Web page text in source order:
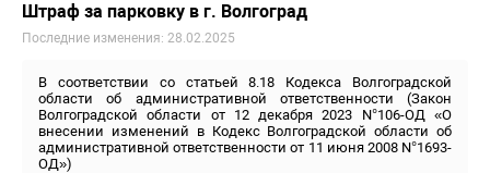
Штраф за парковку в г. Волгоград
Последние изменения: 28.02.2025
В соответствии со статьей 8.18 Кодекса Волгоградской
области об административной ответственности (Закон
Волгоградской области от 12 декабря 2023 N°106-ОД «О
внесении изменений в Кодекс Волгоградской области об
административной ответственности от 11 июня 2008 N°1693-
ОД»)